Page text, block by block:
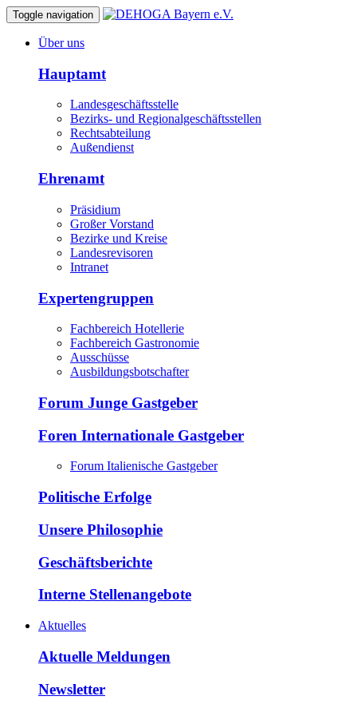
Toggle navigation
Über uns
Hauptamt
Landesgeschäftsstelle
Bezirks- und Regionalgeschäftsstellen
Rechtsabteilung
Außendienst
Ehrenamt
Präsidium
Großer Vorstand
Bezirke und Kreise
Landesrevisoren
Intranet
Expertengruppen
Fachbereich Hotellerie
Fachbereich Gastronomie
Ausschüsse
Ausbildungsbotschafter
Forum Junge Gastgeber
Foren Internationale Gastgeber
Forum Italienische Gastgeber
Politische Erfolge
Unsere Philosophie
Geschäftsberichte
Interne Stellenangebote
Aktuelles
Aktuelle Meldungen
Newsletter